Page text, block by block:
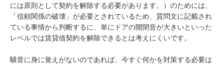
には原則として契約を解除する必要があります。）のためには、
「信頼関係の破壊」が必要とされているため、質問文に記載され
ている事情から判断するに、単にドアの開閉音が大きいといった
レベルでは賃貸借契約を解除できるとは考えにくいです。
騒音に身に覚えがないのであれば、今すぐ何かを対策する必要は